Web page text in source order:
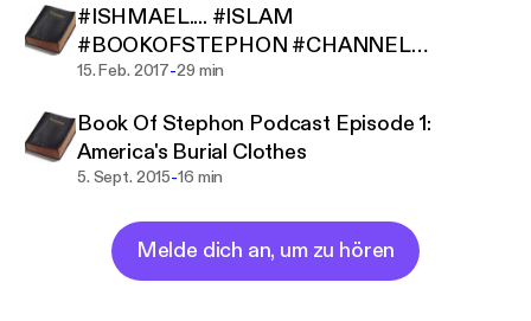
#ISHMAEL.... #ISLAM
#BOOKOFSTEPHON #CHANNEL
#REPOST
15. Feb. 2017-29 min
Book Of Stephon Podcast Episode 1:
America's Burial Clothes
5. Sept. 2015-16 min
Melde dich an, um zu hören